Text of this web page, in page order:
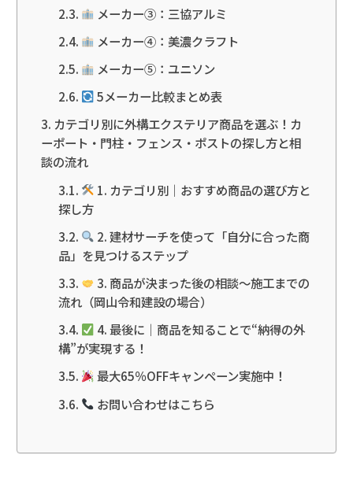
メーカー③：三協アルミ
メーカー④：美濃クラフト
メーカー⑤：ユニソン
5メーカー比較まとめ表
カテゴリ別に外構エクステリア商品を選ぶ！カ
ーポート・門柱・フェンス・ポストの探し方と相
談の流れ
1. カテゴリ別｜おすすめ商品の選び方と
探し方
2. 建材サーチを使って「自分に合った商
品」を見つけるステップ
3. 商品が決まった後の相談〜施工までの
流れ（岡山令和建設の場合）
4. 最後に｜商品を知ることで“納得の外
構”が実現する！
最大65％OFFキャンペーン実施中！
お問い合わせはこちら